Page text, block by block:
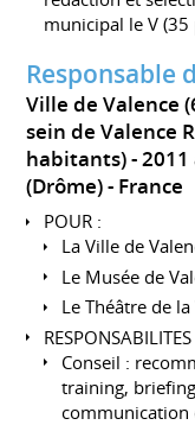
municipal le V
Responsable
Ville de Valence
sein de Valence
habitants)
(Drôme)
France
POUR :
La Ville de
Le Musée de
Le Théâtre de
RESPONSABILITES
Conseil :
training,
communication